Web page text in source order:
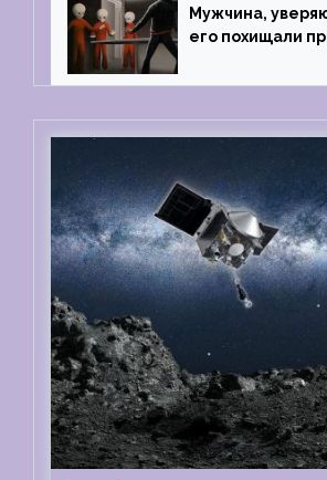
из Аргентины
Мужчина,
его похищали
тест на